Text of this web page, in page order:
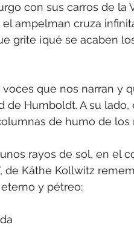
con sus carros de la
ampelman cruza
grite ¡qué se acaben
que nos narran y
Humboldt. A su lado,
de humo de los
rayos de sol, en el
de Käthe Kollwitz
y pétreo: